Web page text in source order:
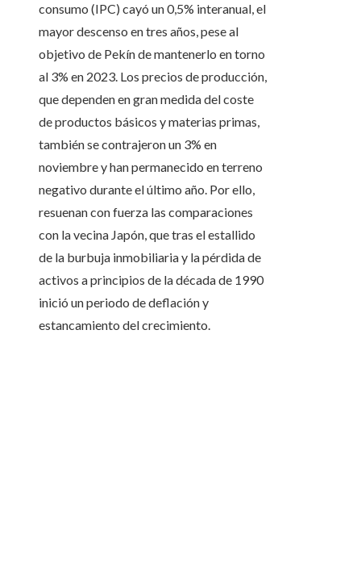
consumo (IPC) cayó un 0,5% interanual, el
mayor descenso en tres años, pese al
objetivo de Pekín de mantenerlo en torno
al 3% en 2023. Los precios de producción,
que dependen en gran medida del coste
de productos básicos y materias primas,
también se contrajeron un 3% en
noviembre y han permanecido en terreno
negativo durante el último año. Por ello,
resuenan con fuerza las comparaciones
con la vecina Japón, que tras el estallido
de la burbuja inmobiliaria y la pérdida de
activos a principios de la década de 1990
inició un periodo de deflación y
estancamiento del crecimiento.